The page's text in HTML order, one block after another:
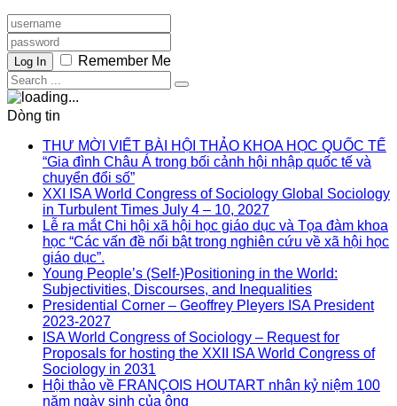
Log In Remember Me
Dòng tin
THƯ MỜI VIẾT BÀI HỘI THẢO KHOA HỌC QUỐC TẾ
“Gia đình Châu Á trong bối cảnh hội nhập quốc tế và
chuyển đổi số”
XXI ISA World Congress of Sociology Global Sociology
in Turbulent Times July 4 – 10, 2027
Lễ ra mắt Chi hội xã hội học giáo dục và Tọa đàm khoa
học “Các vấn đề nổi bật trong nghiên cứu về xã hội học
giáo dục”.
Young People’s (Self-)Positioning in the World:
Subjectivities, Discourses, and Inequalities
Presidential Corner – Geoffrey Pleyers ISA President
2023-2027
ISA World Congress of Sociology – Request for
Proposals for hosting the XXII ISA World Congress of
Sociology in 2031
Hội thảo về FRANÇOIS HOUTART nhân kỷ niệm 100
năm ngày sinh của ông